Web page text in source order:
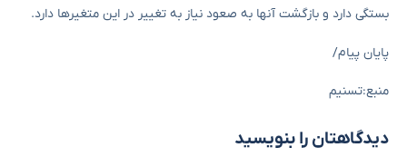
بستگی دارد و بازگشت آنها به صعود نیاز به تغییر در این متغیرها دارد.
پایان پیام/
منبع:تسنیم
دیدگاهتان را بنویسید